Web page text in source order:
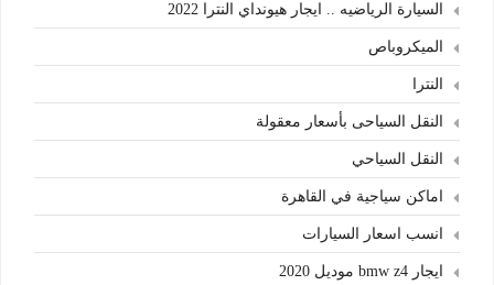
السيارة الرياضيه .. ايجار هيونداي النترا 2022
الميكروباص
النترا
النقل السياحى بأسعار معقولة
النقل السياحي
اماكن سياجية في القاهرة
انسب اسعار السيارات
ايجار bmw z4 موديل 2020